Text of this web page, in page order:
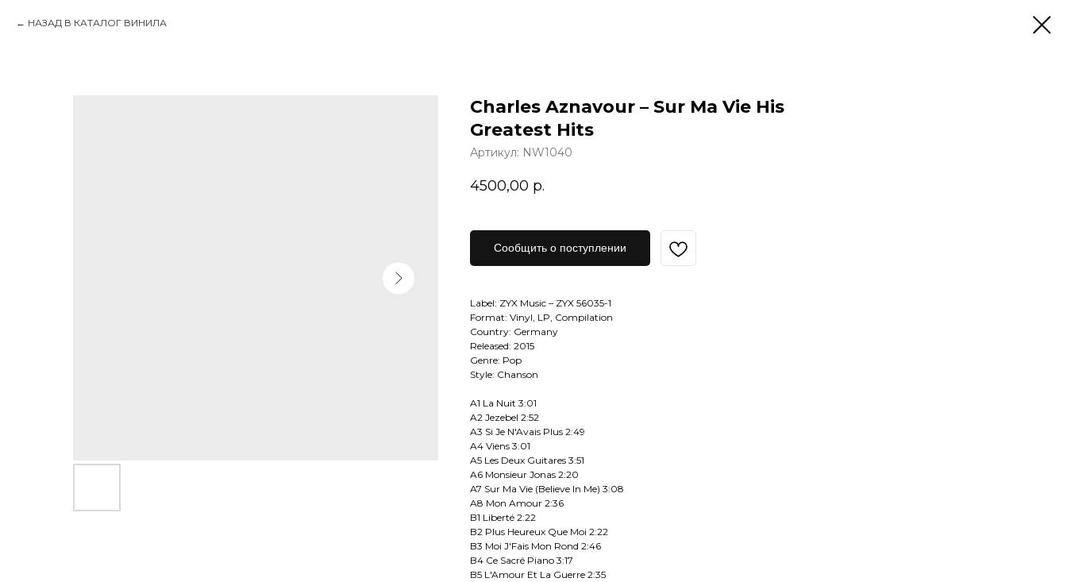
НАЗАД В КАТАЛОГ ВИНИЛА
Charles Aznavour – Sur Ma Vie His
Greatest Hits
Артикул: NW1040
4500,00 р.
Сообщить о поступлении
Label: ZYX Music – ZYX 56035-1
Format: Vinyl, LP, Compilation
Country: Germany
Released: 2015
Genre: Pop
Style: Chanson
A1 La Nuit 3:01
A2 Jezebel 2:52
A3 Si Je N'Avais Plus 2:49
A4 Viens 3:01
A5 Les Deux Guitares 3:51
A6 Monsieur Jonas 2:20
A7 Sur Ma Vie (Believe In Me) 3:08
A8 Mon Amour 2:36
B1 Liberté 2:22
B2 Plus Heureux Que Moi 2:22
B3 Moi J'Fais Mon Rond 2:46
B4 Ce Sacré Piano 3:17
B5 L'Amour Et La Guerre 2:35